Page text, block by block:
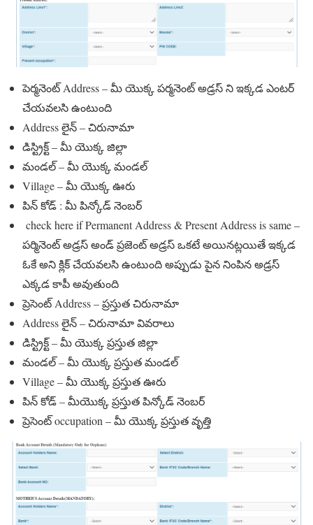
పెర్మనెంట్ Address – మీ యొక్క పర్మనెంట్ అడ్రస్ ని ఇక్కడ ఎంటర్
చేయవలసి ఉంటుంది
Address లైన్ – చిరునామా
డిస్ట్రిక్ట్ – మీ యొక్క జిల్లా
మండల్ – మీ యొక్క మండల్
Village – మీ యొక్క ఊరు
పిన్ కోడ్ : మీ పిన్కోడ్ నెంబర్
check here if Permanent Address & Present Address is same –
పర్మినెంట్ అడ్రస్ అండ్ ప్రజెంట్ అడ్రస్ ఒకటే అయినట్లయితే ఇక్కడ
ఓకే అని క్లిక్ చేయవలసి ఉంటుంది అప్పుడు పైన నింపిన అడ్రస్
ఎక్కడ కాపీ అవుతుంది
ప్రెసెంట్ Address – ప్రస్తుత చిరునామా
Address లైన్ – చిరునామా వివరాలు
డిస్ట్రిక్ట్ – మీ యొక్క ప్రస్తుత జిల్లా
మండల్ – మీ యొక్క ప్రస్తుత మండల్
Village – మీ యొక్క ప్రస్తుత ఊరు
పిన్ కోడ్ – మీయొక్క ప్రస్తుత పిన్కోడ్ నెంబర్
ప్రెసెంట్ occupation – మీ యొక్క ప్రస్తుత వృత్తి